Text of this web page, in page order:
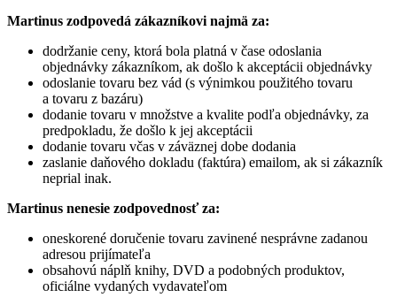
Martinus zodpovedá zákazníkovi najmä za:
dodržanie ceny, ktorá bola platná v čase odoslania
objednávky zákazníkom, ak došlo k akceptácii objednávky
odoslanie tovaru bez vád (s výnimkou použitého tovaru
a tovaru z bazáru)
dodanie tovaru v množstve a kvalite podľa objednávky, za
predpokladu, že došlo k jej akceptácii
dodanie tovaru včas v záväznej dobe dodania
zaslanie daňového dokladu (faktúra) emailom, ak si zákazník
neprial inak.
Martinus nenesie zodpovednosť za:
oneskorené doručenie tovaru zavinené nesprávne zadanou
adresou prijímateľa
obsahovú náplň knihy, DVD a podobných produktov,
oficiálne vydaných vydavateľom